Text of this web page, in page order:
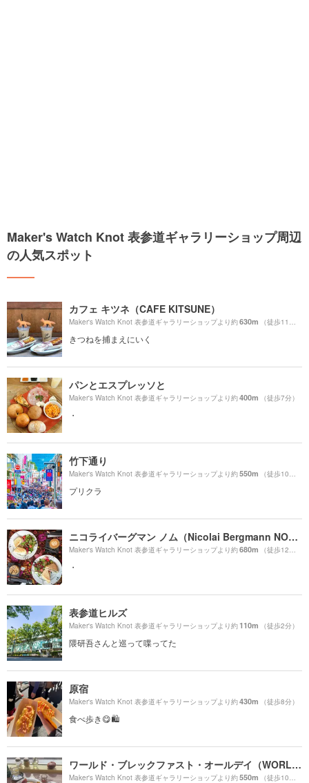
Maker's Watch Knot 表参道ギャラリーショップ周辺
の人気スポット
カフェ キツネ（CAFE KITSUNE）
Maker's Watch Knot 表参道ギャラリーショップより約630m （徒歩11分）
きつねを捕まえにいく
パンとエスプレッソと
Maker's Watch Knot 表参道ギャラリーショップより約400m （徒歩7分）
・
竹下通り
Maker's Watch Knot 表参道ギャラリーショップより約550m （徒歩10分）
プリクラ
ニコライバーグマン ノム（Nicolai Bergmann NOMU ）
Maker's Watch Knot 表参道ギャラリーショップより約680m （徒歩12分）
・
表参道ヒルズ
Maker's Watch Knot 表参道ギャラリーショップより約110m （徒歩2分）
隈研吾さんと巡って喋ってた
原宿
Maker's Watch Knot 表参道ギャラリーショップより約430m （徒歩8分）
食べ歩き😋🛍
ワールド・ブレックファスト・オールデイ（WORLD BREAKFAST ALLDAY）
Maker's Watch Knot 表参道ギャラリーショップより約550m （徒歩10分）